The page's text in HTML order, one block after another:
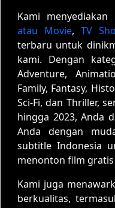
Kami
atau Movie, TV
terbaru untuk
kami. Dengan
Adventure,
Family, Fantasy,
Sci-Fi, dan Thriller,
hingga 2023, Anda
Anda dengan
subtitle Indonesia
menonton film
Kami juga
berkualitas,